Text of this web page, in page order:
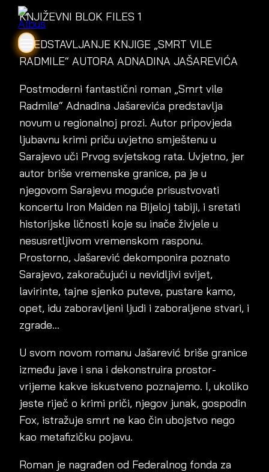
KNJIŽEVNI BLOK FILES 1
PREDSTAVLJANJE KNJIGE „SMRT VILE
RADMILE“ AUTORA ADNADINA JAŠAREVIĆA
Postmoderni fantastični roman „Smrt vile
Radmile“ Adnadina Jašarevića predstavlja
novum u regionalnoj prozi. Autor pripovjeda
ljubavnu krimi priču uvjetno smještenu u
Sarajevo uči Prvog svjetskog rata. Uvjetno, jer
autor briše vremenske granice, pa je u
njegovom Sarajevu moguće prisustvovati
koncertu Iron Maiden na Bijeloj tabiji, i sretati
historijske ličnosti koje su inače živjele u
nesusretljivom vremenskom rasponu.
Prostorno, Jašarević dekomponira poznato
Sarajevo, zakoračujući u nevidljivi svijet,
lavirinte, tajne sjenko puteve, pustare kamo,
opet, idu zaboravljeni ljudi i zaboraljene stvari, i
zgrade…
U svom novom romanu Jašarević briše granice
između jave i sna i dekonstruira prostor-
vrijeme kakve iskustveno poznajemo. I, ukoliko
jeste riječ o krimi priči, njegov junak, gospodin
Fox, istražuje smrt ne kao čin ubojstvo nego
kao metafizičku pojavu.
Roman je nagrađen od Federalnog fonda za